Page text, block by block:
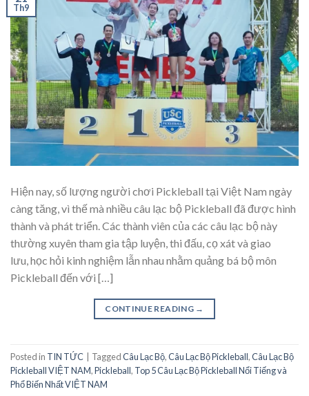
Th9
Hiện nay, số lượng người chơi Pickleball tại Việt Nam ngày
càng tăng, vì thế mà nhiều câu lạc bộ Pickleball đã được hình
thành và phát triển. Các thành viên của các câu lạc bộ này
thường xuyên tham gia tập luyện, thi đấu, cọ xát và giao
lưu, học hỏi kinh nghiệm lẫn nhau nhằm quảng bá bộ môn
Pickleball đến với […]
CONTINUE READING →
Posted in TIN TỨC TaggedCâu Lạc Bộ,Câu Lạc Bộ Pickleball,Câu Lạc Bộ
Pickleball VIỆT NAM,Pickleball, Top 5 Câu Lạc Bộ Pickleball Nổi Tiếng và
Phổ Biến Nhất VIỆT NAM